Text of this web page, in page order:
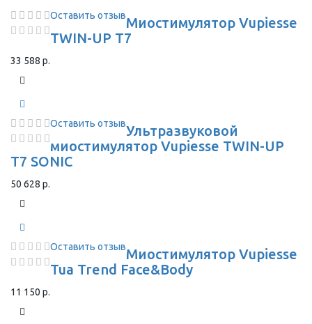
Оставить отзывМиостимулятор Vupiesse
TWIN-UP T7
33 588 р.
Оставить отзывУльтразвуковой
миостимулятор Vupiesse TWIN-UP
T7 SONIC
50 628 р.
Оставить отзывМиостимулятор Vupiesse
Tua Trend Face&Body
11 150 р.